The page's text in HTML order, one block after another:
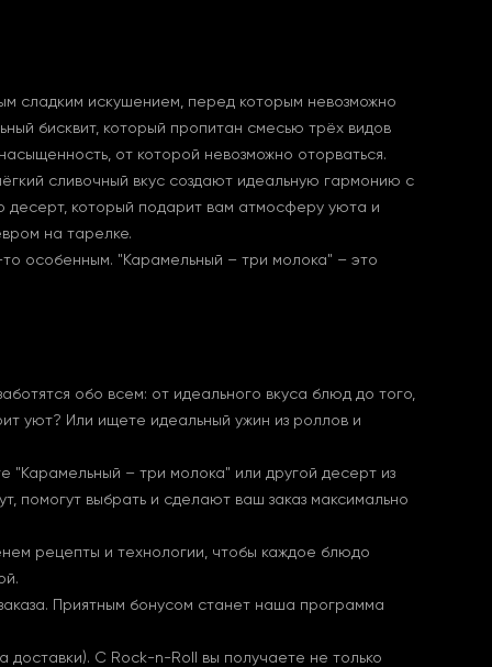
сладким искушением, перед которым невозможно
бисквит, который пропитан смесью трёх видов
от которой невозможно оторваться.
сливочный вкус создают идеальную гармонию с
десерт, который подарит вам атмосферу уюта и
на тарелке.
особенным. "Карамельный – три молока" – это
обо всем: от идеального вкуса блюд до того,
уют? Или ищете идеальный ужин из роллов и
– три молока" или другой десерт из
выбрать и сделают ваш заказ максимально
рецепты и технологии, чтобы каждое блюдо
Приятным бонусом станет наша программа
доставки). С Rock-n-Roll вы получаете не только